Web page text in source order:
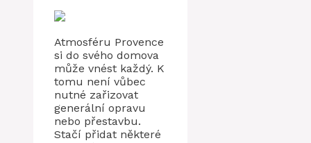
Atmosféru Provence
si do svého domova
může vnést každý. K
tomu není vůbec
nutné zařizovat
generální opravu
nebo přestavbu.
Stačí přidat některé